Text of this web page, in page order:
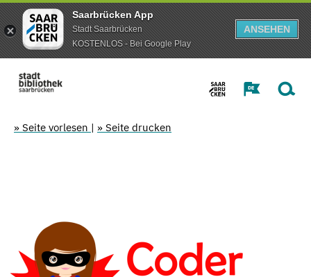
Saarbrücken App
Stadt Saarbrücken
KOSTENLOS - Bei Google Play
ANSEHEN
» Seite vorlesen | » Seite drucken